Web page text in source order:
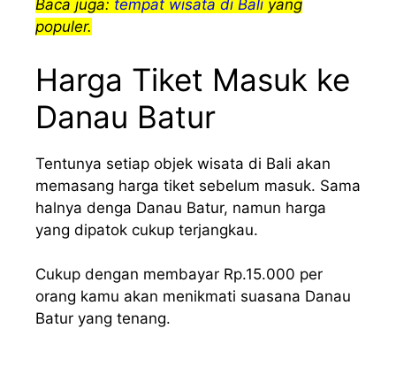
Baca juga: tempat wisata di Baliyang
populer.
Harga Tiket Masuk ke
Danau Batur
Tentunya setiap objek wisata di Bali akan
memasang harga tiket sebelum masuk. Sama
halnya denga Danau Batur, namun harga
yang dipatok cukup terjangkau.
Cukup dengan membayar Rp.15.000 per
orang kamu akan menikmati suasana Danau
Batur yang tenang.